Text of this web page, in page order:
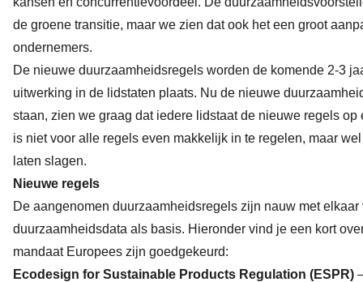
de groene transitie, maar we zien dat ook het een groot
ondernemers.
De nieuwe duurzaamheidsregels worden de komende 2-3
uitwerking in de lidstaten plaats. Nu de nieuwe
staan, zien we graag dat iedere lidstaat de nieuwe regels
is niet voor alle regels even makkelijk in te regelen, maar
laten slagen.
Nieuwe regels
De aangenomen duurzaamheidsregels zijn nauw met
duurzaamheidsdata als basis. Hieronder vind je een kort
mandaat Europees zijn goedgekeurd:
Ecodesign for Sustainable Products Regulation (ESPR)